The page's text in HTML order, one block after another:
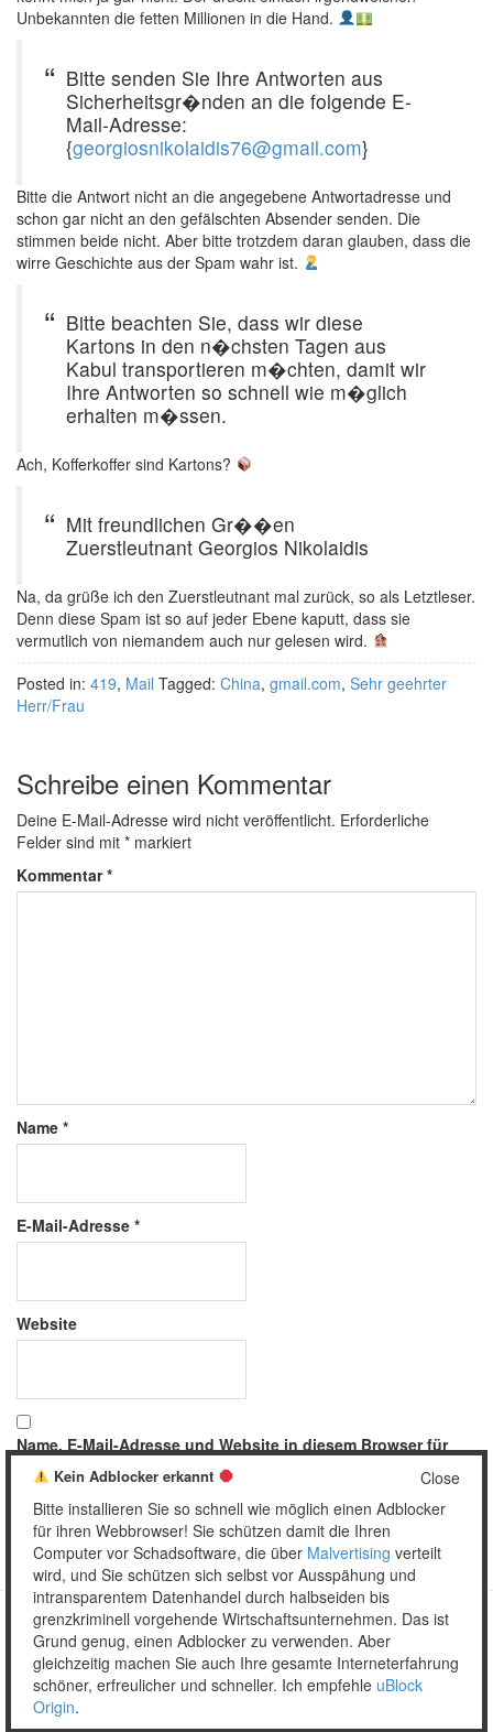
Unbekannten die fetten Millionen in die Hand.
Bitte senden Sie Ihre Antworten aus
Sicherheitsgr�nden an die folgende E-
Mail-Adresse:
{georgiosnikolaidis76@gmail.com}
Bitte die Antwort nicht an die angegebene Antwortadresse und
schon gar nicht an den gefälschten Absender senden. Die
stimmen beide nicht. Aber bitte trotzdem daran glauben, dass die
wirre Geschichte aus der Spam wahr ist.
Bitte beachten Sie, dass wir diese
Kartons in den n�chsten Tagen aus
Kabul transportieren m�chten, damit wir
Ihre Antworten so schnell wie m�glich
erhalten m�ssen.
Ach, Kofferkoffer sind Kartons?
Mit freundlichen Gr��en
Zuerstleutnant Georgios Nikolaidis
Na, da grüße ich den Zuerstleutnant mal zurück, so als Letztleser.
Denn diese Spam ist so auf jeder Ebene kaputt, dass sie
vermutlich von niemandem auch nur gelesen wird.
Posted in: 419, Mail Tagged: China, gmail.com, Sehr geehrter
Herr/Frau
Schreibe einen Kommentar
Deine E-Mail-Adresse wird nicht veröffentlicht. Erforderliche
Felder sind mit * markiert
Kommentar*
Name *
E-Mail-Adresse *
Website
Name, E-Mail-Adresse und Website in diesem Browser für
meinen nächsten Kommentar speichern.
Copyright © 2026 Unser täglich Spam.
MobileWordPress Theme by themehall.com
Close
Kein Adblocker erkannt
Bitte installieren Sie so schnell wie möglich einen Adblocker
für ihren Webbrowser! Sie schützen damit die Ihren
Computer vor Schadsoftware, die über Malvertising verteilt
wird, und Sie schützen sich selbst vor Ausspähung und
intransparentem Datenhandel durch halbseiden bis
grenzkriminell vorgehende Wirtschaftsunternehmen. Das ist
Grund genug, einen Adblocker zu verwenden. Aber
gleichzeitig machen Sie auch Ihre gesamte Interneterfahrung
schöner, erfreulicher und schneller. Ich empfehle uBlock
Origin.